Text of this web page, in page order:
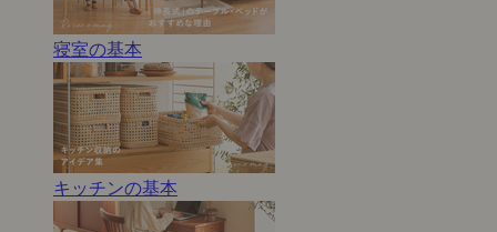
寝室の基本
キッチンの基本